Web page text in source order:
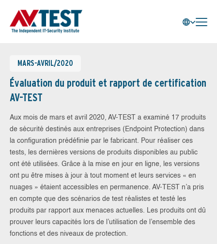
MARS-AVRIL/2020
Évaluation du produit et rapport de certification
AV-TEST
Aux mois de mars et avril 2020, AV-TEST a examiné 17 produits
de sécurité destinés aux entreprises (Endpoint Protection) dans
la configuration prédéfinie par le fabricant. Pour réaliser ces
tests, les dernières versions de produits disponibles au public
ont été utilisées. Grâce à la mise en jour en ligne, les versions
ont pu être mises à jour à tout moment et leurs services « en
nuages » étaient accessibles en permanence. AV-TEST n’a pris
en compte que des scénarios de test réalistes et testé les
produits par rapport aux menaces actuelles. Les produits ont dû
prouver leurs capacités lors de l’utilisation de l’ensemble des
fonctions et des niveaux de protection.